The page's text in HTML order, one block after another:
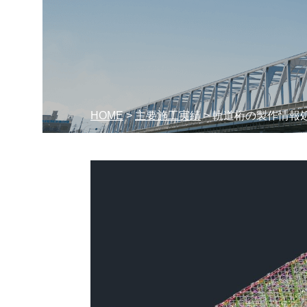
HOME>主要施工実績> 軌道桁の製作情報